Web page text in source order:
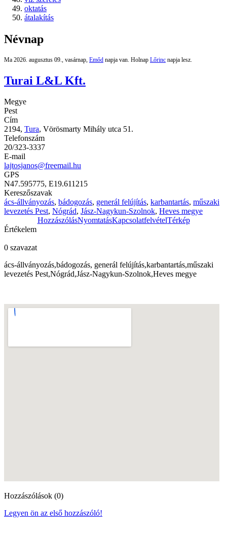
oktatás
átalakítás
Névnap
Ma 2026. augusztus 09., vasárnap, Emőd napja van. Holnap Lőrinc napja lesz.
Turai L&L Kft.
Megye
Pest
Cím
2194, Tura, Vörösmarty Mihály utca 51.
Telefonszám
20/323-3337
E-mail
lajtosjanos@freemail.hu
GPS
N47.595775, E19.611215
Kereszőszavak
ács-állványozás, bádogozás, generál felújítás, karbantartás, műszaki
levezetés Pest, Nógrád, Jász-Nagykun-Szolnok, Heves megye
HozzászólásNyomtatásKapcsolatfelvételTérkép
Értékelem
0 szavazat
ács-állványozás,bádogozás, generál felújítás,karbantartás,műszaki
levezetés Pest,Nógrád,Jász-Nagykun-Szolnok,Heves megye
Hozzászólások (0)
Legyen ön az első hozzászóló!